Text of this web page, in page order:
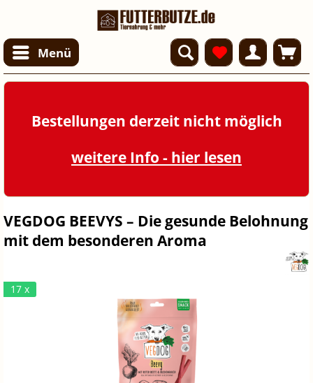
Menü
Bestellungen derzeit nicht möglich
weitere Info - hier lesen
VEGDOG BEEVYS – Die gesunde Belohnung
mit dem besonderen Aroma
17 x